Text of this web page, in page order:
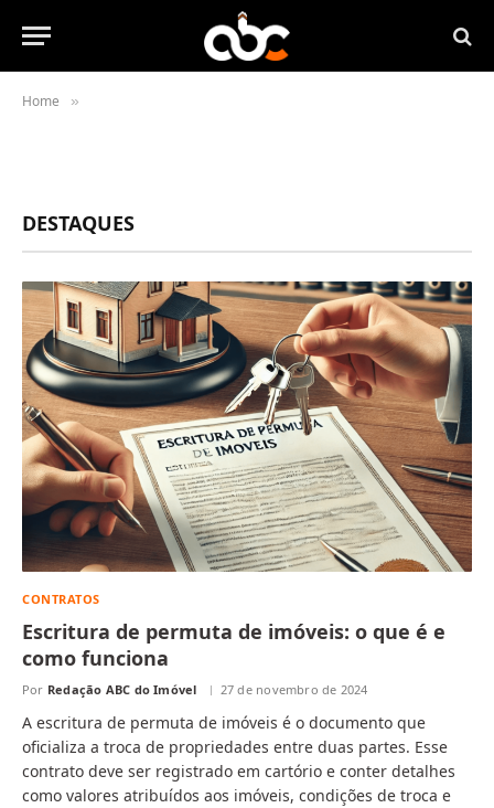
Home »
DESTAQUES
CONTRATOS
Escritura de permuta de imóveis: o que é e
como funciona
Por Redação ABC do Imóvel 27 de novembro de 2024
A escritura de permuta de imóveis é o documento que
oficializa a troca de propriedades entre duas partes. Esse
contrato deve ser registrado em cartório e conter detalhes
como valores atribuídos aos imóveis, condições de troca e